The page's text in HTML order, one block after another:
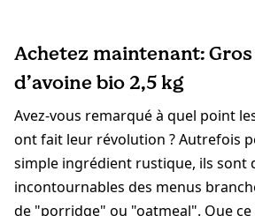
Achetez maintenant:
d’avoine bio 2,5 kg
Avez-vous remarqué à quel point
ont fait leur révolution ? Autrefois
simple ingrédient rustique, ils sont
incontournables des menus
de "porridge" ou "oatmeal". Que